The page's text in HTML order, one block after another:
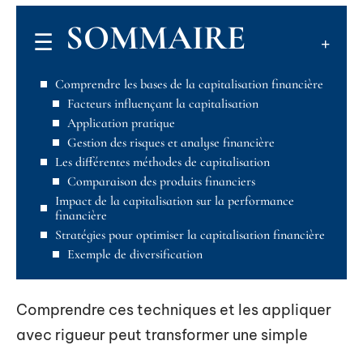
SOMMAIRE
Comprendre les bases de la capitalisation financière
Facteurs influençant la capitalisation
Application pratique
Gestion des risques et analyse financière
Les différentes méthodes de capitalisation
Comparaison des produits financiers
Impact de la capitalisation sur la performance
financière
Stratégies pour optimiser la capitalisation financière
Exemple de diversification
Comprendre ces techniques et les appliquer
avec rigueur peut transformer une simple